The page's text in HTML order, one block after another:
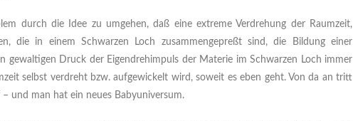
durch die Idee zu umgehen, daß eine extreme Verdrehung der Raumzeit,
die in einem Schwarzen Loch zusammengepreßt sind, die Bildung einer
gewaltigen Druck der Eigendrehimpuls der Materie im Schwarzen Loch immer
selbst verdreht bzw. aufgewickelt wird, soweit es eben geht. Von da an tritt
und man hat ein neues Babyuniversum.